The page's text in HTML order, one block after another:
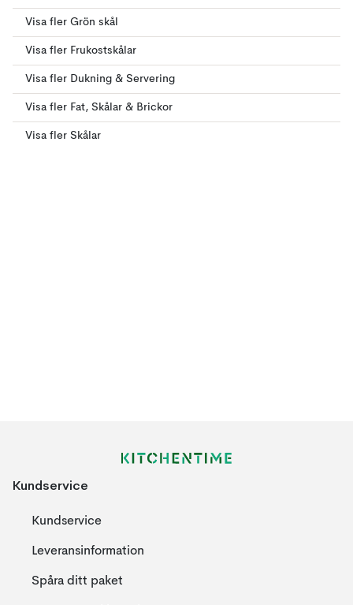
Visa fler Grön skål
Visa fler Frukostskålar
Visa fler Dukning & Servering
Visa fler Fat, Skålar & Brickor
Visa fler Skålar
Kundservice
Kundservice
Leveransinformation
Spåra ditt paket